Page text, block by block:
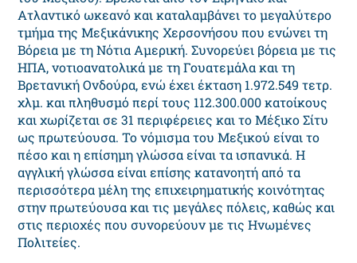
Ατλαντικό ωκεανό και καταλαμβάνει το μεγαλύτερο
τμήμα της Μεξικάνικης Χερσονήσου που ενώνει τη
Βόρεια με τη Νότια Αμερική. Συνορεύει βόρεια με τις
ΗΠΑ, νοτιοανατολικά με τη Γουατεμάλα και τη
Βρετανική Ονδούρα, ενώ έχει έκταση 1.972.549 τετρ.
χλμ. και πληθυσμό περί τους 112.300.000 κατοίκους
και χωρίζεται σε 31 περιφέρειες και το Μέξικο Σίτυ
ως πρωτεύουσα. Το νόμισμα του Μεξικού είναι το
πέσο και η επίσημη γλώσσα είναι τα ισπανικά. Η
αγγλική γλώσσα είναι επίσης κατανοητή από τα
περισσότερα μέλη της επιχειρηματικής κοινότητας
στην πρωτεύουσα και τις μεγάλες πόλεις, καθώς και
στις περιοχές που συνορεύουν με τις Ηνωμένες
Πολιτείες.